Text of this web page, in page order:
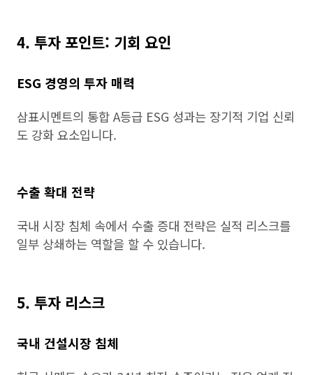
4. 투자 포인트: 기회 요인
ESG 경영의 투자 매력
삼표시멘트의 통합 A등급 ESG 성과는 장기적 기업 신뢰
도 강화 요소입니다.
수출 확대 전략
국내 시장 침체 속에서 수출 증대 전략은 실적 리스크를
일부 상쇄하는 역할을 할 수 있습니다.
5. 투자 리스크
국내 건설시장 침체